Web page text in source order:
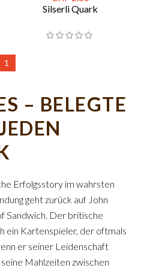
Silserli Quark
1
– BELEGTE
Erfolgsstory im wahrsten
geht zurück auf John
Sandwich. Der britische
ein Kartenspieler, der oftmals
er seiner Leidenschaft
Mahlzeiten zwischen